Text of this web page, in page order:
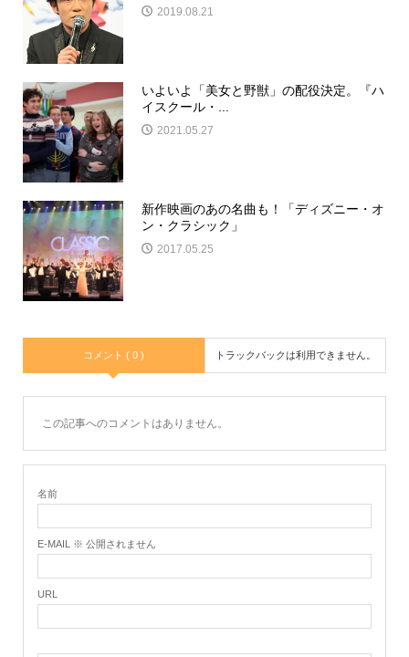
2019.08.21
いよいよ「美女と野獣」の配役決定。『ハ
イスクール・...
2021.05.27
新作映画のあの名曲も！「ディズニー・オ
ン・クラシック」
2017.05.25
コメント ( 0 ) トラックバックは利用できません。
この記事へのコメントはありません。
名前
E-MAIL ※ 公開されません
URL